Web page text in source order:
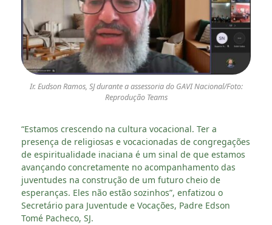
Ir. Eudson Ramos, SJ durante a assessoria do GAVI Nacional/Foto:
Reprodução Teams
“Estamos crescendo na cultura vocacional. Ter a
presença de religiosas e vocacionadas de congregações
de espiritualidade inaciana é um sinal de que estamos
avançando concretamente no acompanhamento das
juventudes na construção de um futuro cheio de
esperanças. Eles não estão sozinhos”, enfatizou o
Secretário para Juventude e Vocações, Padre Edson
Tomé Pacheco, SJ.